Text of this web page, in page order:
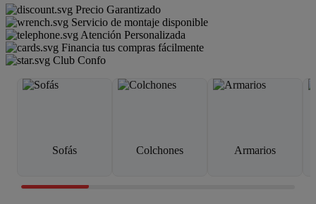
Precio Garantizado
Servicio de montaje disponible
Atención Personalizada
Financia tus compras fácilmente
Club Confo
Sofás Colchones Armarios